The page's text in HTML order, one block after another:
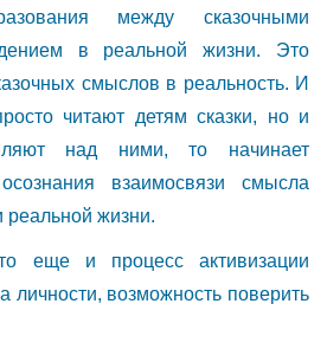
между сказочными
в реальной жизни. Это
смыслов в реальность. И
читают детям сказки, но и
над ними, то начинает
взаимосвязи смысла
реальной жизни.
еще и процесс активизации
личности, возможность поверить